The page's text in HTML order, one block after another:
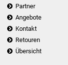
Partner
Angebote
Kontakt
Retouren
Übersicht